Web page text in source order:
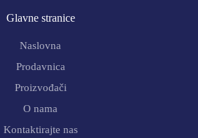
Glavne stranice
Naslovna
Prodavnica
Proizvođači
O nama
Kontaktirajte nas